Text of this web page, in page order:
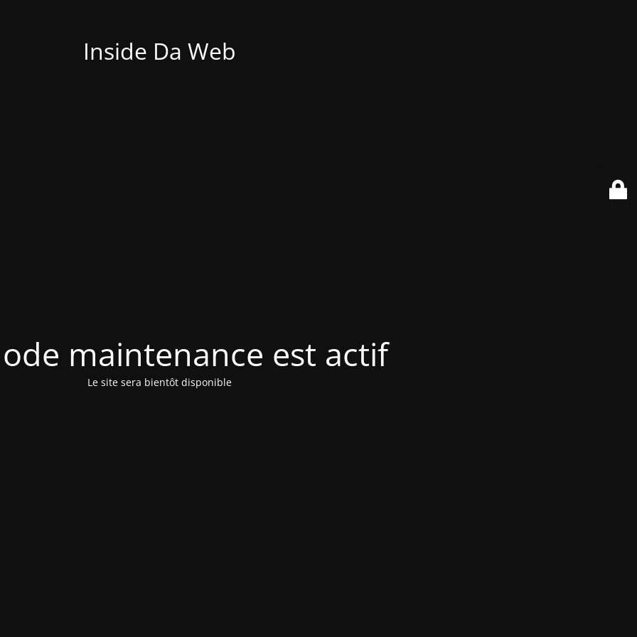
Inside Da Web
maintenance est actif
Le site sera bientôt disponible